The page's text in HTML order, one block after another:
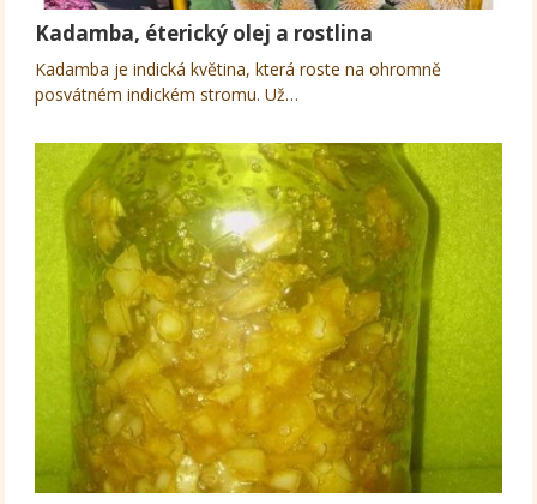
Kadamba, éterický olej a rostlina
Kadamba je indická květina, která roste na ohromně
posvátném indickém stromu. Už…